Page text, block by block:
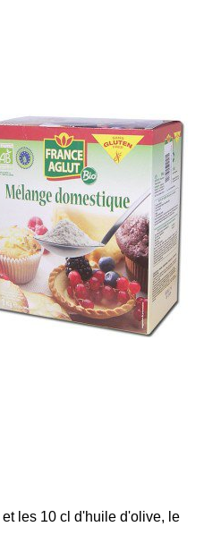
les 10 cl d'huile d'olive, le